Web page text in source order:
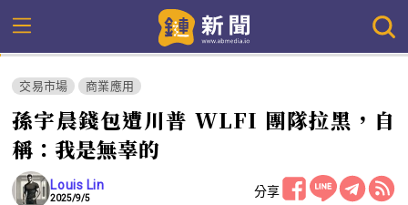
交易市場 商業應用
孫宇晨錢包遭川普 WLFI 團隊拉黑，自
稱：我是無辜的
Louis Lin
2025/9/5 分享